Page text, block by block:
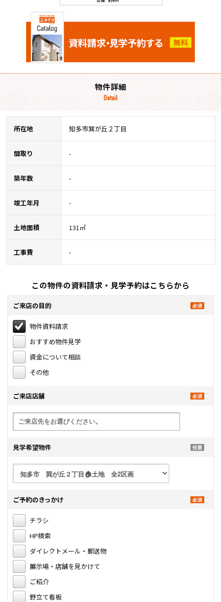
物件詳細
Detail
所在地 知多市巽が丘２丁目
間取り -
築年数 -
竣工年月 -
土地面積 131㎡
工事費 -
この物件の資料請求・見学予約はこちらから
ご来店の目的
物件資料請求
おすすめ物件見学
資金について相談
その他
ご来店店舗
見学希望物件
ご予約のきっかけ
チラシ
HP検索
ダイレクトメール・郵送物
展示場・店舗を見かけて
ご紹介
野立て看板